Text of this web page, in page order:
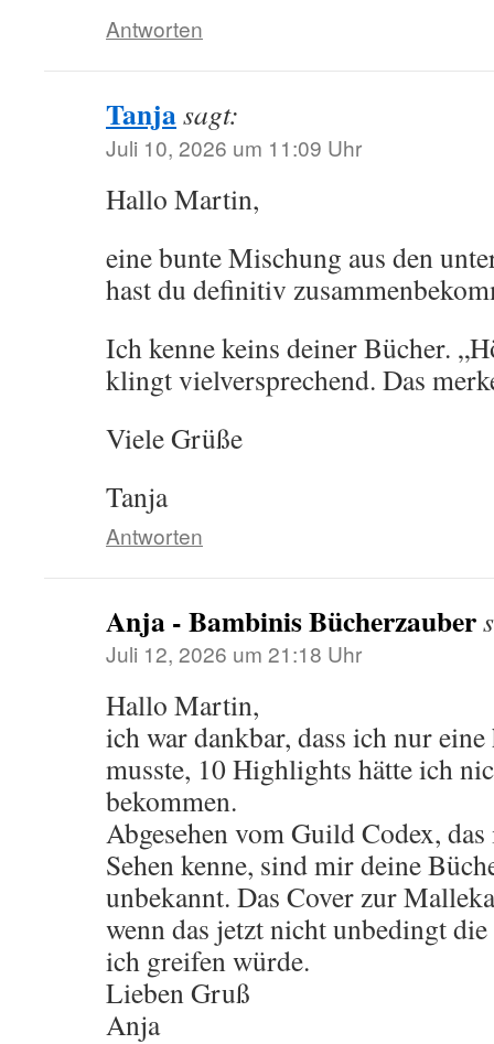
Antworten
Tanjasagt:
Juli 10, 2026 um 11:09 Uhr
Hallo Martin,
eine bunte Mischung aus den
hast du definitiv
Ich kenne keins deiner Bücher.
klingt vielversprechend. Das
Viele Grüße
Tanja
Antworten
Anja - Bambinis Bücherzauber
Juli 12, 2026 um 21:18 Uhr
Hallo Martin,
ich war dankbar, dass ich nur
musste, 10 Highlights hätte ich
bekommen.
Abgesehen vom Guild Codex,
Sehen kenne, sind mir deine
unbekannt. Das Cover zur
wenn das jetzt nicht unbedingt
ich greifen würde.
Lieben Gruß
Anja